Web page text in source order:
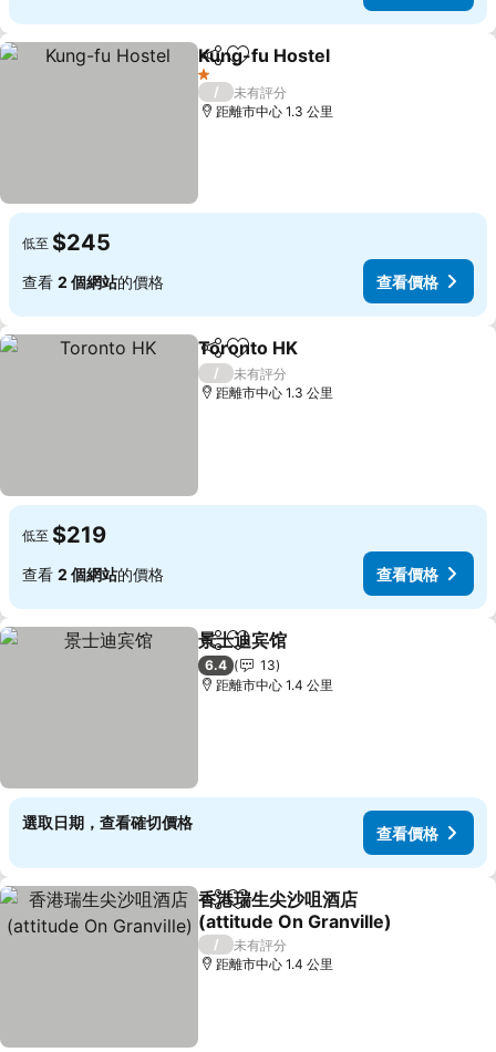
分享 放到收藏夾
Kung-fu Hostel
1 星級
/
未有評分
距離市中心 1.3 公里
低至 $245
查看 2 個網站的價格 查看價格
分享 放到收藏夾
Toronto HK
/
未有評分
距離市中心 1.3 公里
低至 $219
查看 2 個網站的價格 查看價格
分享 放到收藏夾
景士迪宾馆
6.4
13
距離市中心 1.4 公里
選取日期，查看確切價格
查看價格
分享 放到收藏夾
香港瑞生尖沙咀酒店
(attitude On Granville)
查看價格
/
未有評分
距離市中心 1.4 公里